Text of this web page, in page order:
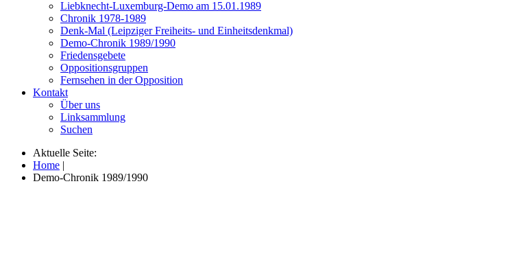
Liebknecht-Luxemburg-Demo am 15.01.1989
Chronik 1978-1989
Denk-Mal (Leipziger Freiheits- und Einheitsdenkmal)
Demo-Chronik 1989/1990
Friedensgebete
Oppositionsgruppen
Fernsehen in der Opposition
Kontakt
Über uns
Linksammlung
Suchen
Aktuelle Seite:
Home |
Demo-Chronik 1989/1990